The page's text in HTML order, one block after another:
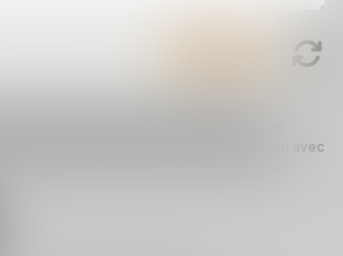
le cadre de ma demande et de la relation avec